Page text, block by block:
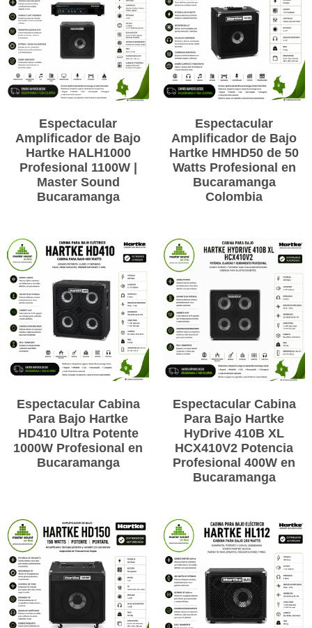
Espectacular
Amplificador de Bajo
Hartke HALH1000
Profesional 1100W |
Master Sound
Bucaramanga
Espectacular
Amplificador de Bajo
Hartke HMHD50 de 50
Watts Profesional en
Bucaramanga
Colombia
Espectacular Cabina
Para Bajo Hartke
HD410 Ultra Potente
1000W Profesional en
Bucaramanga
Espectacular Cabina
Para Bajo Hartke
HyDrive 410B XL
HCX410V2 Potencia
Profesional 400W en
Bucaramanga